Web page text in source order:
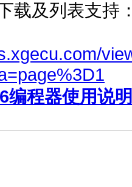
载及列表支持
编程器使用说